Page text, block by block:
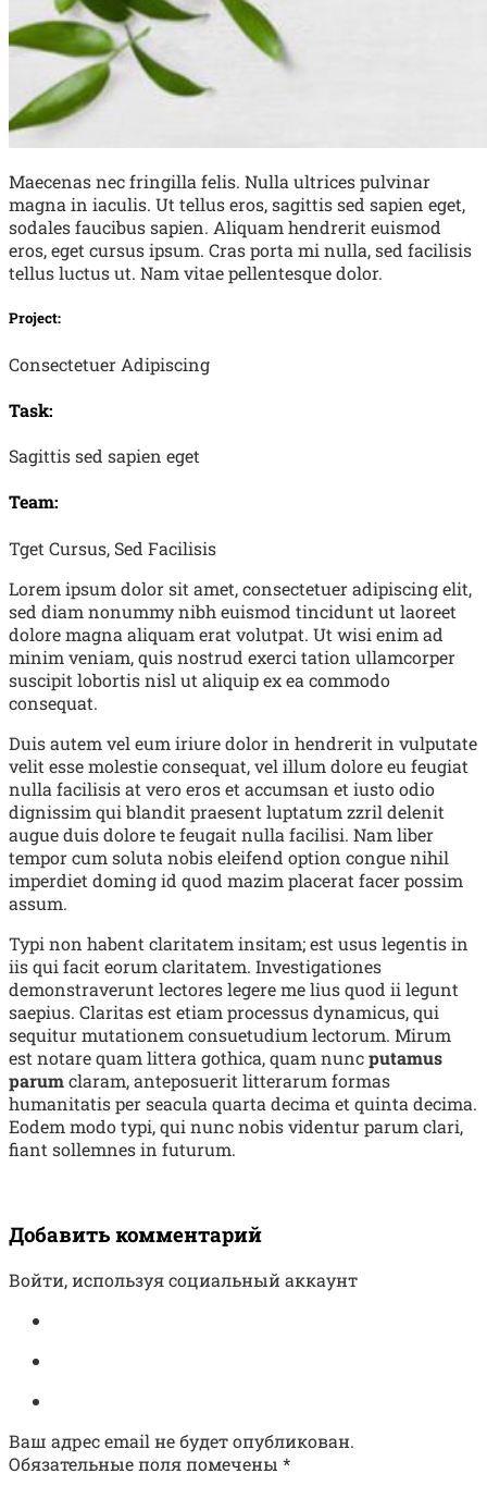
Maecenas nec fringilla felis. Nulla ultrices pulvinar
magna in iaculis. Ut tellus eros, sagittis sed sapien eget,
sodales faucibus sapien. Aliquam hendrerit euismod
eros, eget cursus ipsum. Cras porta mi nulla, sed facilisis
tellus luctus ut. Nam vitae pellentesque dolor.
Project:
Consectetuer Adipiscing
Task:
Sagittis sed sapien eget
Team:
Tget Cursus, Sed Facilisis
Lorem ipsum dolor sit amet, consectetuer adipiscing elit,
sed diam nonummy nibh euismod tincidunt ut laoreet
dolore magna aliquam erat volutpat. Ut wisi enim ad
minim veniam, quis nostrud exerci tation ullamcorper
suscipit lobortis nisl ut aliquip ex ea commodo
consequat.
Duis autem vel eum iriure dolor in hendrerit in vulputate
velit esse molestie consequat, vel illum dolore eu feugiat
nulla facilisis at vero eros et accumsan et iusto odio
dignissim qui blandit praesent luptatum zzril delenit
augue duis dolore te feugait nulla facilisi. Nam liber
tempor cum soluta nobis eleifend option congue nihil
imperdiet doming id quod mazim placerat facer possim
assum.
Typi non habent claritatem insitam; est usus legentis in
iis qui facit eorum claritatem. Investigationes
demonstraverunt lectores legere me lius quod ii legunt
saepius. Claritas est etiam processus dynamicus, qui
sequitur mutationem consuetudium lectorum. Mirum
est notare quam littera gothica, quam nuncputamus
parumclaram, anteposuerit litterarum formas
humanitatis per seacula quarta decima et quinta decima.
Eodem modo typi, qui nunc nobis videntur parum clari,
fiant sollemnes in futurum.
Добавить комментарий
Войти, используя социальный аккаунт
Ваш адрес email не будет опубликован.
Обязательные поля помечены *